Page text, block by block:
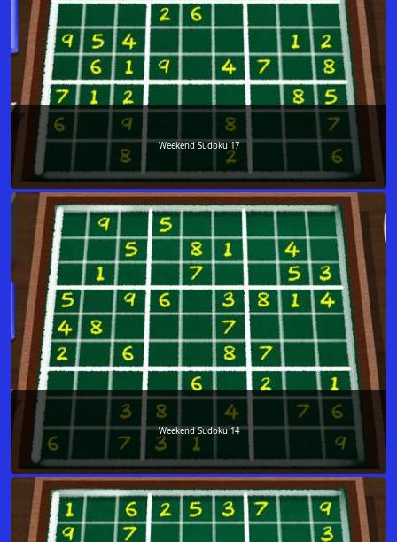
Weekend Sudoku 17
Weekend Sudoku 14